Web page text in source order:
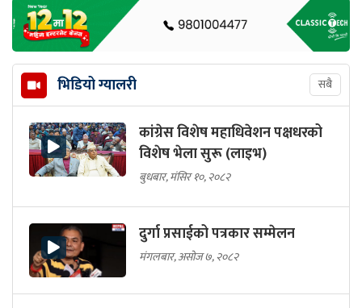
भिडियो ग्यालरी सबै
कांग्रेस विशेष महाधिवेशन पक्षधरको
विशेष भेला सुरू (लाइभ)
बुधबार, मंसिर १०, २०८२
दुर्गा प्रसाईको पत्रकार सम्मेलन
मंगलबार, असोज ७, २०८२